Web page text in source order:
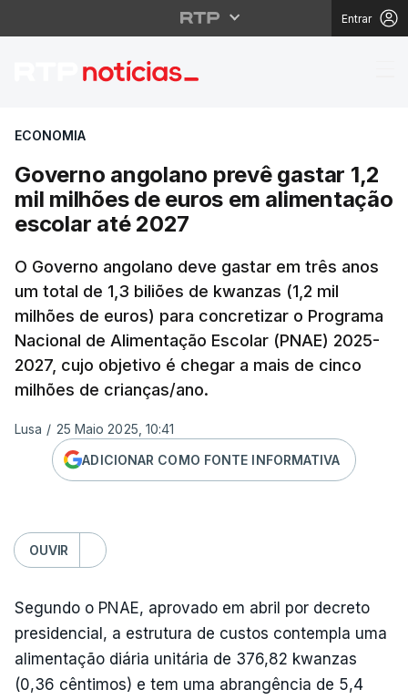
Entrar
Governo angolano
ECONOMIA
Governo angolano prevê gastar 1,2
mil milhões de euros em alimentação
escolar até 2027
O Governo angolano deve gastar em três anos
um total de 1,3 biliões de kwanzas (1,2 mil
milhões de euros) para concretizar o Programa
Nacional de Alimentação Escolar (PNAE) 2025-
2027, cujo objetivo é chegar a mais de cinco
milhões de crianças/ano.
Lusa / 25 Maio 2025, 10:41
ADICIONAR COMO FONTE INFORMATIVA
OUVIR
Segundo o PNAE, aprovado em abril por decreto
presidencial, a estrutura de custos contempla uma
alimentação diária unitária de 376,82 kwanzas
(0,36 cêntimos) e tem uma abrangência de 5,4